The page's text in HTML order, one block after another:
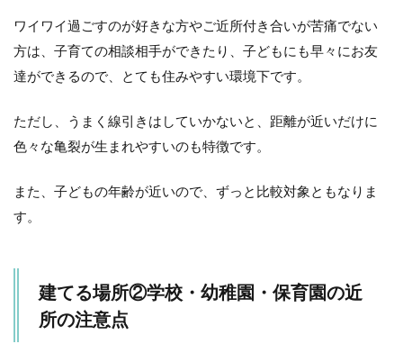
ワイワイ過ごすのが好きな方やご近所付き合いが苦痛でない
方は、子育ての相談相手ができたり、子どもにも早々にお友
達ができるので、とても住みやすい環境下です。
ただし、うまく線引きはしていかないと、距離が近いだけに
色々な亀裂が生まれやすいのも特徴です。
また、子どもの年齢が近いので、ずっと比較対象ともなりま
す。
建てる場所②学校・幼稚園・保育園の近
所の注意点